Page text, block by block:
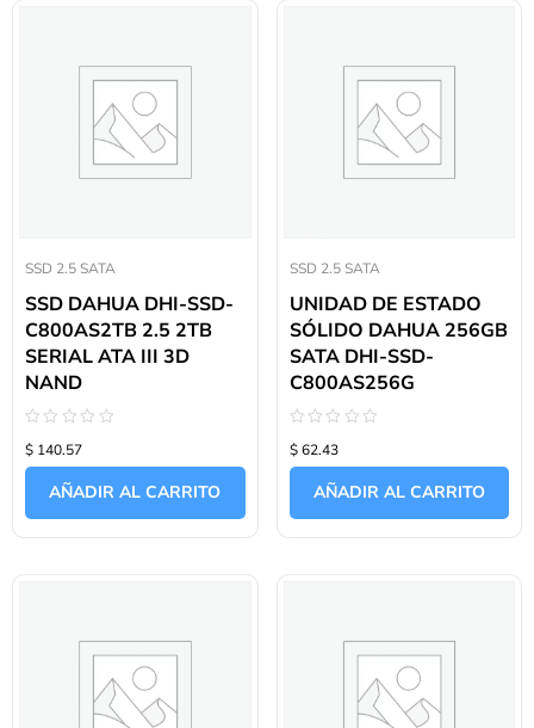
SSD 2.5 SATA
SSD DAHUA DHI-SSD-
C800AS2TB 2.5 2TB
SERIAL ATA III 3D
NAND
con
0
$ 140.57
AÑADIR AL CARRITO
SSD 2.5 SATA
UNIDAD DE ESTADO
SÓLIDO DAHUA 256GB
SATA DHI-SSD-
C800AS256G
con
0
$ 62.43
AÑADIR AL CARRITO